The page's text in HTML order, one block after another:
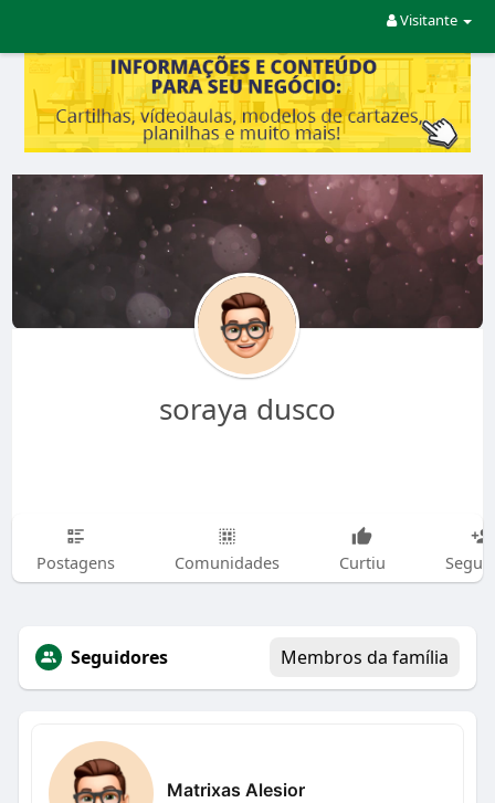
Visitante
soraya dusco
Postagens Comunidades Curtiu
Seguidores Membros da família
Matrixas Alesior